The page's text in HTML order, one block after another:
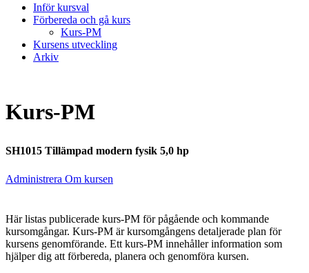
Inför kursval
Förbereda och gå kurs
Kurs-PM
Kursens utveckling
Arkiv
Kurs-PM
SH1015 Tillämpad modern fysik 5,0 hp
Administrera Om kursen
Här listas publicerade kurs-PM för pågående och kommande
kursomgångar. Kurs-PM är kursomgångens detaljerade plan för
kursens genomförande. Ett kurs-PM innehåller information som
hjälper dig att förbereda, planera och genomföra kursen.